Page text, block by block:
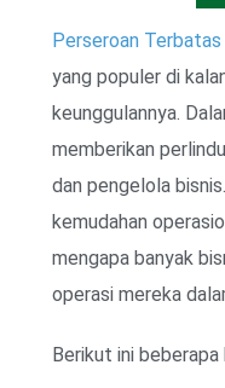
Perseroan
yang populer di
keunggulannya.
memberikan
dan pengelola
kemudahan
mengapa banyak
operasi mereka
Berikut ini beberapa